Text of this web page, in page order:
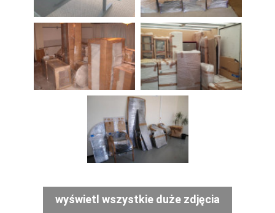
wyświetl wszystkie duże zdjęcia